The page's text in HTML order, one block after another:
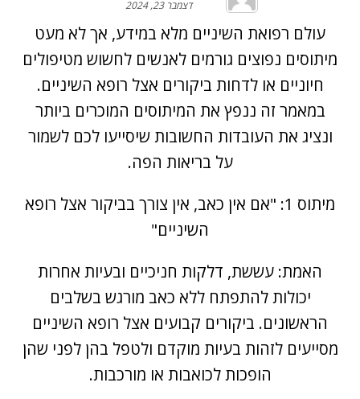
דצמבר 23, 2024
עולם רפואת השיניים מלא במידע, אך לא מעט
מיתוסים נפוצים גורמים לאנשים לחשוש מטיפולים
חיוניים או לדחות ביקורים אצל רופא השיניים.
במאמר זה ננפץ את המיתוסים המוכרים ביותר
ונציג את העובדות החשובות שיסייעו לכם לשמור
על בריאות הפה.
מיתוס 1: "אם אין כאב, אין צורך בביקור אצל רופא
השיניים"
האמת: עששת, דלקות חניכיים ובעיות אחרות
יכולות להתפתח ללא כאב מורגש בשלבים
הראשונים. ביקורים קבועים אצל רופא השיניים
מסייעים לזהות בעיות מוקדם ולטפל בהן לפני שהן
הופכות לכואבות או מורכבות.